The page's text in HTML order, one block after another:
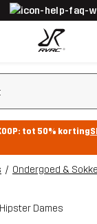
tot 50% korting
Ondergoed &
Dames